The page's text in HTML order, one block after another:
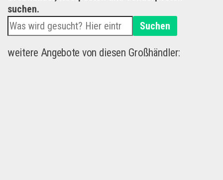
suchen.
Suchen
weitere Angebote von diesen Großhändler: